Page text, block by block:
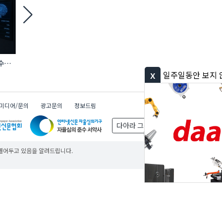
요
환수…환수액 24%
무료 무료 무료
일주일동안 보지 않기
디어/문의 광고문의 정보드림
다아라 그룹
두고 있음을 알려드립니다.